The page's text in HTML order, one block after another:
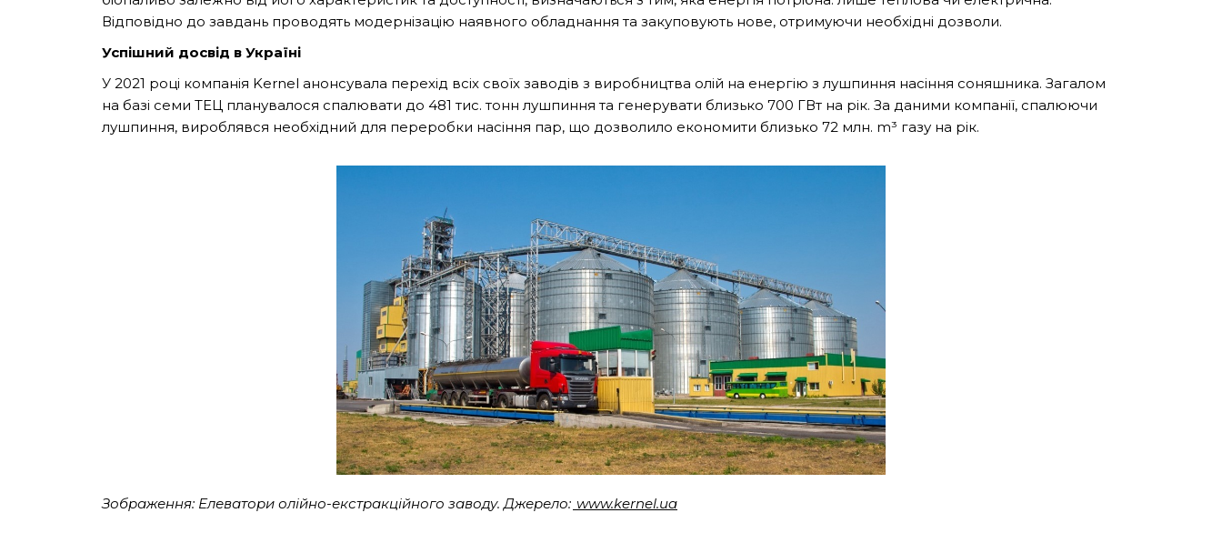
Відповідно до завдань проводять модернізацію наявного обладнання та закуповують нове, отримуючи необхідні дозволи.
Успішний досвід в Україні
У 2021 році компанія Kernel анонсувала перехід всіх своїх заводів з виробництва олій на енергію з лушпиння насіння соняшника. Загалом
на базі семи ТЕЦ планувалося спалювати до 481 тис. тонн лушпиння та генерувати близько 700 ГВт на рік. За даними компанії, спалюючи
лушпиння, вироблявся необхідний для переробки насіння пар, що дозволило економити близько 72 млн. m³ газу на рік.
Зображення: Елеватори олійно-екстракційного заводу. Джерело: www.kernel.ua